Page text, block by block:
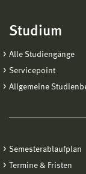
Studium
Alle Studiengänge
Servicepoint
Allgemeine
Semesterablaufplan
Termine & Fristen